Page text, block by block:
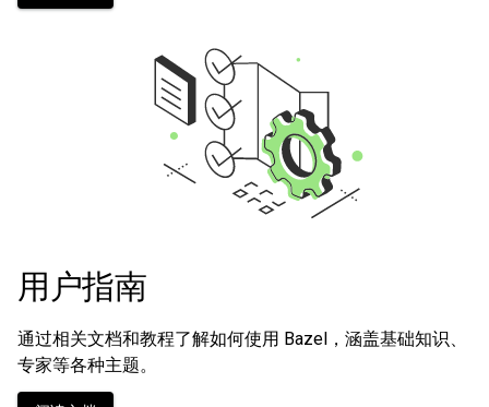
用户指南
通过相关文档和教程了解如何使用 Bazel，涵盖基础知识、
专家等各种主题。